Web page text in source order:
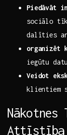
Piedāvāt
sociālo
dalīties
organizēt
iegūtu
Veidot​
klientiem
Nākotnes
Attīstība